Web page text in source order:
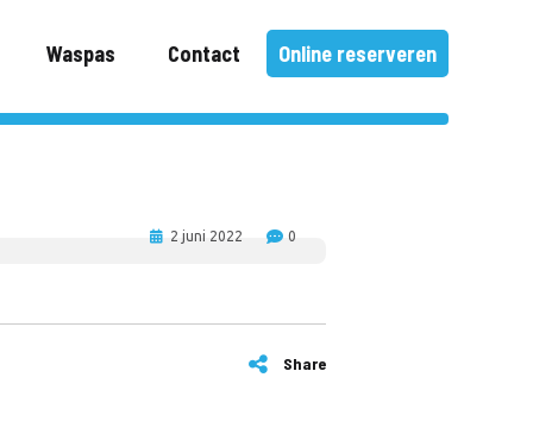
Waspas Contact Online reserveren
2 juni 2022 0
Share